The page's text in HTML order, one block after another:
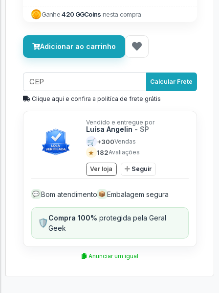
Ganhe420 GGCoins nesta compra
Adicionar ao carrinho
Calcular Frete
Clique aqui e confira a politíca de frete grátis
Vendido e entregue por
Luísa Angelin - SP
🛒 +300Vendas
★ 182Avaliações
Ver loja Seguir
💬 Bom atendimento 📦 Embalagem segura
🛡️Compra 100% protegida pela Geral
Geek
Anunciar um igual